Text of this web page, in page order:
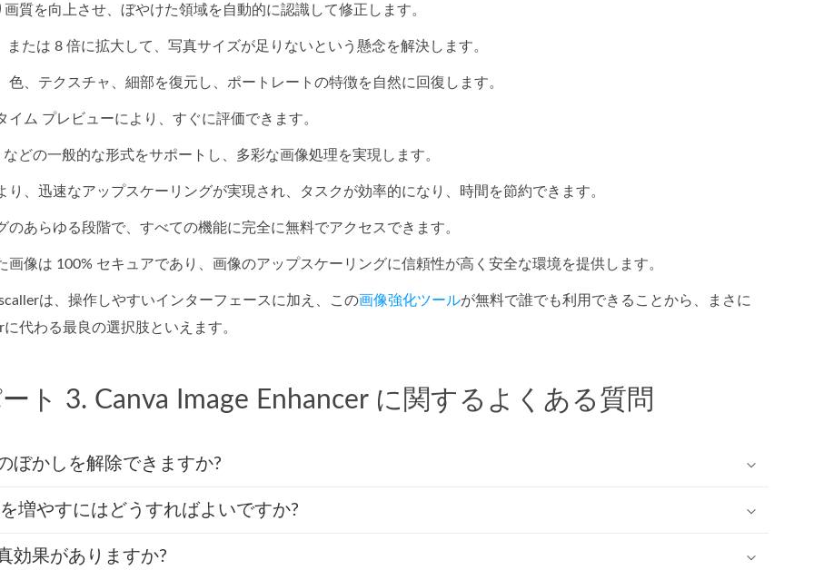
質を向上させ、ぼやけた領域を自動的に認識して修正します。
たは 8 倍に拡大して、写真サイズが足りないという懸念を解決します。
、テクスチャ、細部を復元し、ポートレートの特徴を自然に回復します。
ム プレビューにより、すぐに評価できます。
どの一般的な形式をサポートし、多彩な画像処理を実現します。
、迅速なアップスケーリングが実現され、タスクが効率的になり、時間を節約できます。
あらゆる段階で、すべての機能に完全に無料でアクセスできます。
像は 100% セキュアであり、画像のアップスケーリングに信頼性が高く安全な環境を提供します。
は、操作しやすいインターフェースに加え、この画像強化ツールが無料で誰でも利用できることから、まさに
に代わる最良の選択肢といえます。
ト 3. Canva Image Enhancer に関するよくある質問
ぼかしを解除できますか?
増やすにはどうすればよいですか?
効果がありますか?